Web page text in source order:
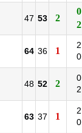
47 53 2
0
2
64 36 1
2
0
48 52 2
0
2
63 37 1
2
0